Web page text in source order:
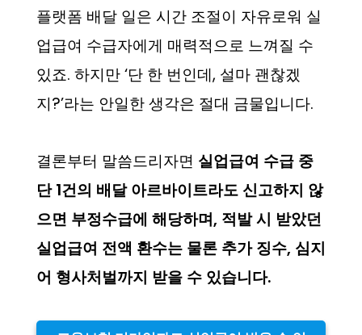
플랫폼 배달 일은 시간 조절이 자유로워 실
업급여 수급자에게 매력적으로 느껴질 수
있죠. 하지만 ‘단 한 번인데, 설마 괜찮겠
지?’라는 안일한 생각은 절대 금물입니다.
결론부터 말씀드리자면 실업급여 수급 중
단 1건의 배달 아르바이트라도 신고하지 않
으면 부정수급에 해당하며, 적발 시 받았던
실업급여 전액 환수는 물론 추가 징수, 심지
어 형사처벌까지 받을 수 있습니다.